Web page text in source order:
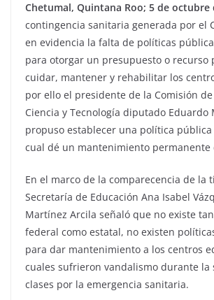
Chetumal, Quintana Roo; 5 de octubre
contingencia sanitaria generada por el
en evidencia la falta de políticas
para otorgar un presupuesto o recurso
cuidar, mantener y rehabilitar los
por ello el presidente de la Comisión
Ciencia y Tecnología diputado Eduardo
propuso establecer una política
cual dé un mantenimiento permanente
En el marco de la comparecencia de la
Secretaría de Educación Ana Isabel
Martínez Arcila señaló que no existe
federal como estatal, no existen
para dar mantenimiento a los centros
cuales sufrieron vandalismo durante la
clases por la emergencia sanitaria.